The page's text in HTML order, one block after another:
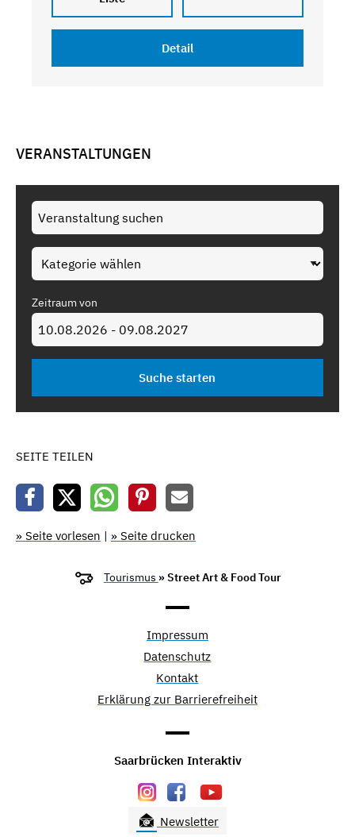
Detail
VERANSTALTUNGEN
Zeitraum von
SEITE TEILEN
» Seite vorlesen | » Seite drucken
Tourismus » Street Art & Food Tour
Impressum
Datenschutz
Kontakt
Erklärung zur Barrierefreiheit
Saarbrücken Interaktiv
Newsletter